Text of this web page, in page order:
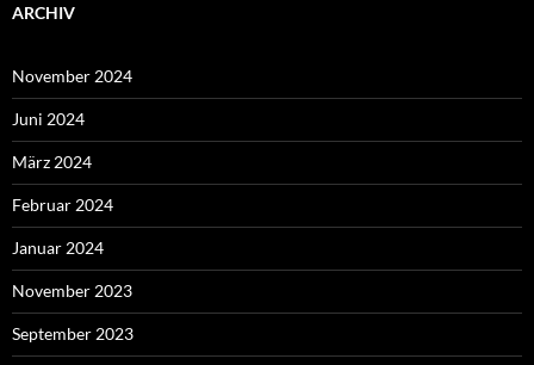
ARCHIV
November 2024
Juni 2024
März 2024
Februar 2024
Januar 2024
November 2023
September 2023